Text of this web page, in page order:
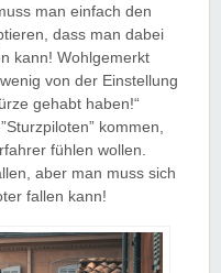
man einfach den
dass man dabei
kann! Wohlgemerkt
von der Einstellung
gehabt haben!“
kommen,
fühlen wollen.
aber man muss sich
fallen kann!